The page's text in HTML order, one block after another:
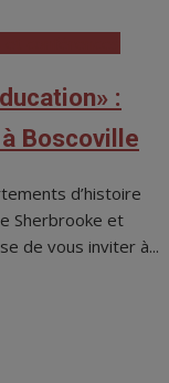
:
Boscoville
d’histoire
Sherbrooke et
de vous inviter à...